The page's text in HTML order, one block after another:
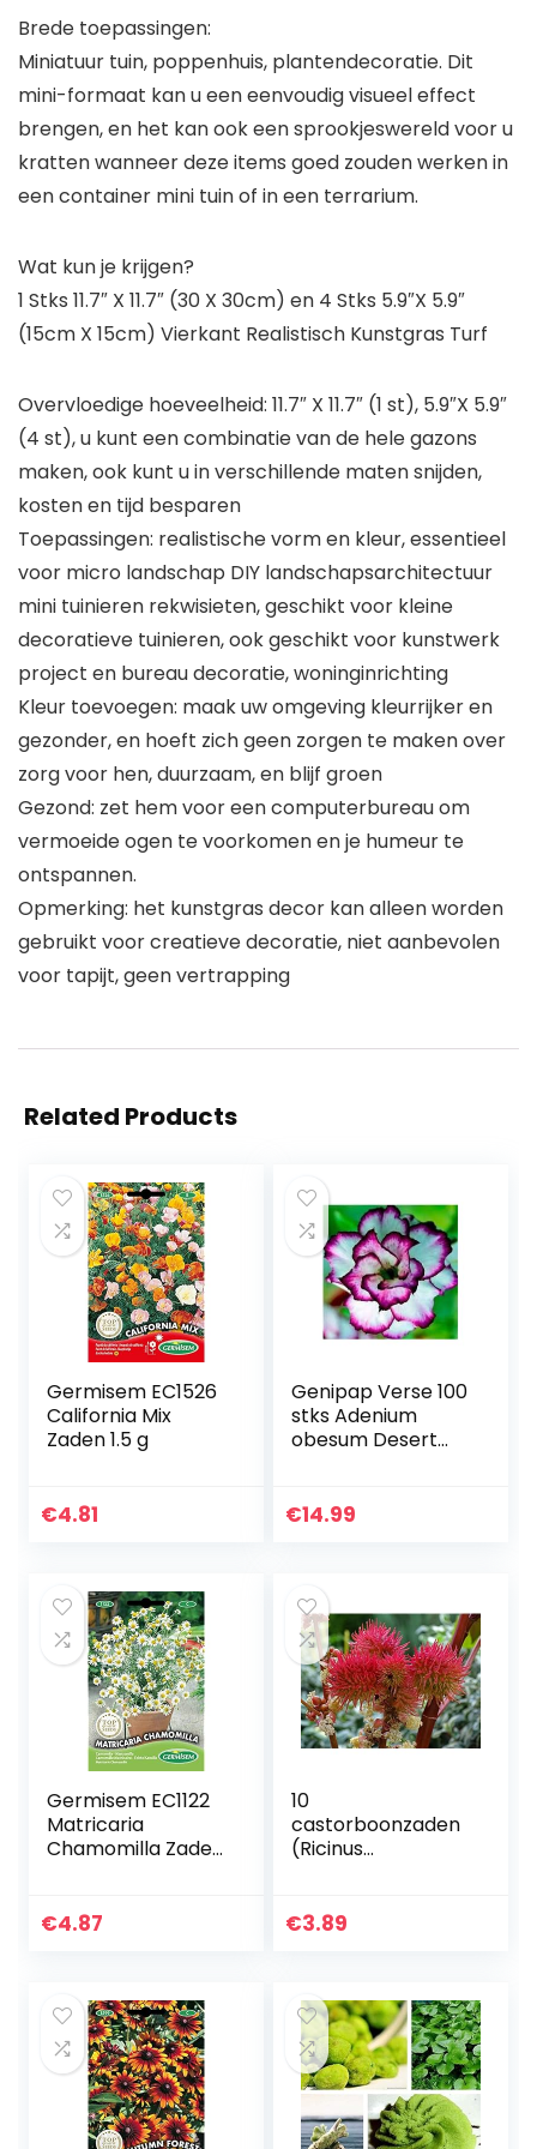
Brede toepassingen:
Miniatuur tuin, poppenhuis, plantendecoratie. Dit
mini-formaat kan u een eenvoudig visueel effect
brengen, en het kan ook een sprookjeswereld voor u
kratten wanneer deze items goed zouden werken in
een container mini tuin of in een terrarium.
Wat kun je krijgen?
1 Stks 11.7″ X 11.7″ (30 X 30cm) en 4 Stks 5.9″X 5.9″
(15cm X 15cm) Vierkant Realistisch Kunstgras Turf
Overvloedige hoeveelheid: 11.7″ X 11.7″ (1 st), 5.9″X 5.9″
(4 st), u kunt een combinatie van de hele gazons
maken, ook kunt u in verschillende maten snijden,
kosten en tijd besparen
Toepassingen: realistische vorm en kleur, essentieel
voor micro landschap DIY landschapsarchitectuur
mini tuinieren rekwisieten, geschikt voor kleine
decoratieve tuinieren, ook geschikt voor kunstwerk
project en bureau decoratie, woninginrichting
Kleur toevoegen: maak uw omgeving kleurrijker en
gezonder, en hoeft zich geen zorgen te maken over
zorg voor hen, duurzaam, en blijf groen
Gezond: zet hem voor een computerbureau om
vermoeide ogen te voorkomen en je humeur te
ontspannen.
Opmerking: het kunstgras decor kan alleen worden
gebruikt voor creatieve decoratie, niet aanbevolen
voor tapijt, geen vertrapping
Related Products
Germisem EC1526
California Mix
Zaden 1.5 g
€4.81
Genipap Verse 100
stks Adenium
obesum Desert
Gemengd 3
€14.99
Germisem EC1122
Matricaria
Chamomilla Zaden
€4.87
10
castorboonzaden
(Ricinus
€3.89